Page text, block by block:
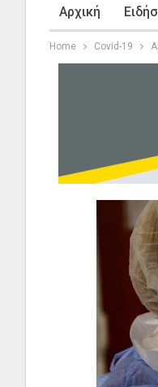
Αρχική
Home Covid-19